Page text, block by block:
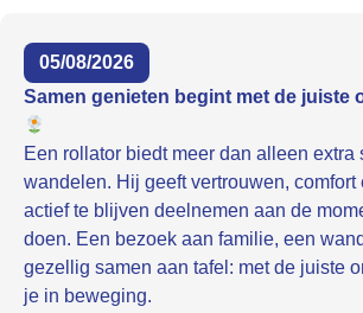
05/08/2026
Samen genieten begint met de juiste
Een rollator biedt meer dan alleen extra
wandelen. Hij geeft vertrouwen, comfort
actief te blijven deelnemen aan de
doen. Een bezoek aan familie, een
gezellig samen aan tafel: met de juiste
je in beweging.